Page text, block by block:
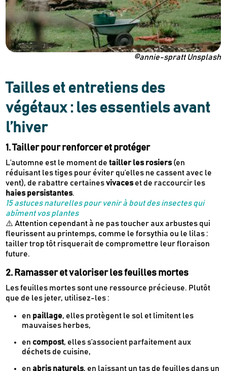
Newsletter
Inscrivez-vous
©annie-spratt Unsplash
Tailles et entretiens des
végétaux : les essentiels avant
l’hiver
1. Tailler pour renforcer et protéger
L’automne est le moment detailler les rosiers(en
réduisant les tiges pour éviter qu’elles ne cassent avec le
vent), de rabattre certainesvivaceset de raccourcir les
haies persistantes.
15 astuces naturelles pour venir à bout des insectes qui
abîment vos plantes
⚠️ Attention cependant à ne pas toucher aux arbustes qui
fleurissent au printemps, comme le forsythia ou le lilas :
tailler trop tôt risquerait de compromettre leur floraison
future.
2. Ramasser et valoriser les feuilles mortes
Les feuilles mortes sont une ressource précieuse. Plutôt
que de les jeter, utilisez-les :
en paillage, elles protègent le sol et limitent les
mauvaises herbes,
en compost, elles s’associent parfaitement aux
déchets de cuisine,
enabris naturels, en laissant un tas de feuilles dans un